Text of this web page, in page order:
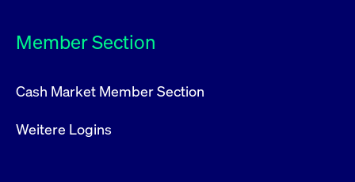
Member Section
Cash Market Member Section
Weitere Logins